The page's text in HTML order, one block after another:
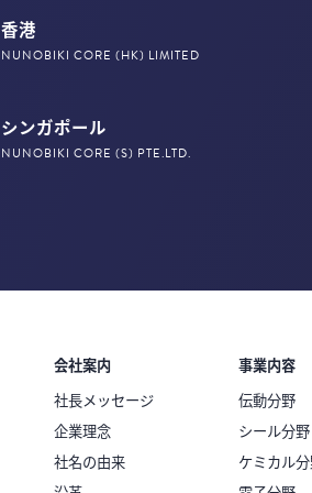
香港
NUNOBIKI CORE (HK) LIMITED
シンガポール
NUNOBIKI CORE (S) PTE.LTD.
会社案内
社長メッセージ
企業理念
社名の由来
事業内容
伝動分野
シール分野
ケミカル